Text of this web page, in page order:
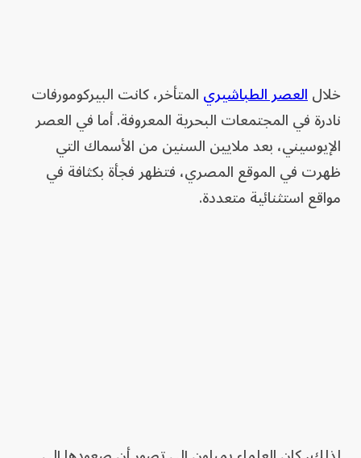
خلالالعصر الطباشيريالمتأخر، كانت البيركومورفات
نادرة في المجتمعات البحرية المعروفة. أما في العصر
الإيوسيني، بعد ملايين السنين من الأسماك التي
ظهرت في الموقع المصري، فتظهر فجأة بكثافة في
مواقع استثنائية متعددة.